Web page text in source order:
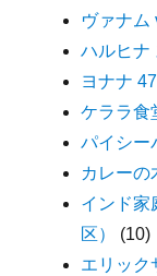
ヴァナム
ハルヒナ
ヨナナ
ケララ食
パイシー
カレーの
インド家
区）
(10)
エリック